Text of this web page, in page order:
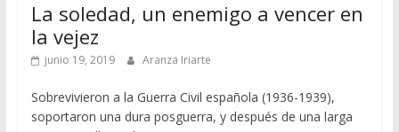
La soledad, un enemigo a vencer en
la vejez
junio 19, 2019 Aranza Iriarte
Sobrevivieron a la Guerra Civil española (1936-1939),
soportaron una dura posguerra, y después de una larga